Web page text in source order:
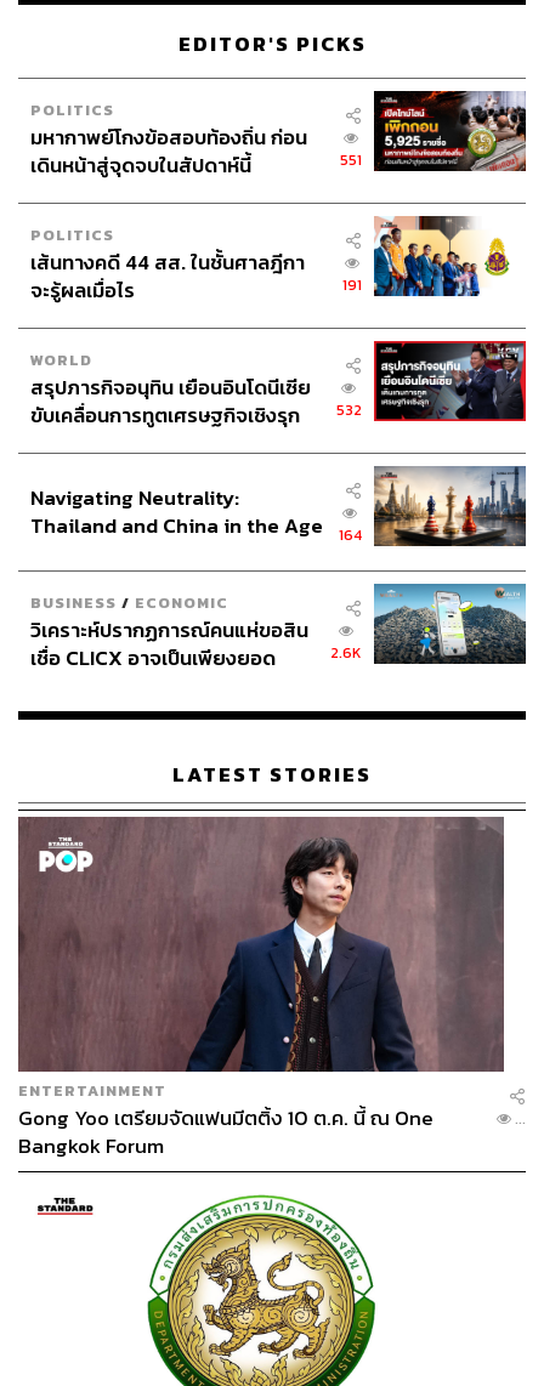
EDITOR'S PICKS
POLITICS
มหากาพย์โกงข้อสอบท้องถิ่น ก่อน
เดินหน้าสู่จุดจบในสัปดาห์นี้
551
POLITICS
เส้นทางคดี 44 สส. ในชั้นศาลฎีกา
จะรู้ผลเมื่อไร
191
WORLD
สรุปภารกิจอนุทิน เยือนอินโดนีเซีย
ขับเคลื่อนการทูตเศรษฐกิจเชิงรุก
532
Navigating Neutrality:
Thailand and China in the Age
164
BUSINESS / ECONOMIC
วิเคราะห์ปรากฏการณ์คนแห่ขอสิน
เชื่อ CLICX อาจเป็นเพียงยอด
เรือนไทยที่ถูกซุกไว้
2.6K
LATEST STORIES
ENTERTAINMENT
Gong Yoo เตรียมจัดแฟนมีตติ้ง 10 ต.ค. นี้ ณ One
Bangkok Forum
...